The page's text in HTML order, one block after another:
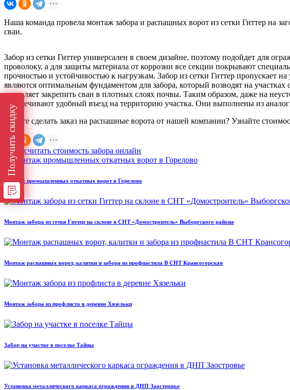
Наша команда провела монтаж забора и распашных ворот из сетки Гиттер на
сваи.
Забор из сетки Гиттер универсален в своем дизайне, поэтому подойдет для
проволоку, а для защиты материала от коррозии все секции покрывают
прочностью и устойчивостью к нагрузкам. Забор из сетки Гиттер пропускает
являются оптимальным фундаментом для забора, который возводят на
позволяет закрепить сваи в плотных слоях почвы. Таким образом, даже на
обеспечивают удобный въезд на территорию участка. Они выполнены из
Хотите сделать заказ на распашные ворота от нашей компании? Узнайте
Монтаж промышленных откатных ворот в Горелово
Монтаж забора из сетки Гиттер на склоне в СНТ «Домостроитель» Выборгского района
Монтаж распашных ворот, калитки и забора из профнастила В СНТ Крансогорская
Монтаж забора из профлиста в деревне Хязельки
Забор на участке в поселке Тайцы
Установка металлического каркаса ограждения в ДНП Заостровье
Получить скидку